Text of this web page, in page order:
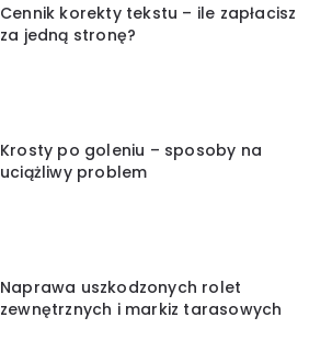
Cennik korekty tekstu – ile zapłacisz
za jedną stronę?
Krosty po goleniu – sposoby na
uciążliwy problem
Naprawa uszkodzonych rolet
zewnętrznych i markiz tarasowych